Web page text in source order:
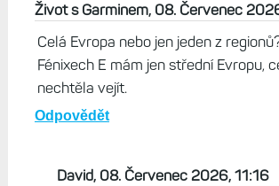
Život s Garminem, 08. Červenec
Celá Evropa nebo jen jeden z
Fénixech E mám jen střední Evropu,
nechtěla vejít.
Odpovědět
David, 08. Červenec 2026, 11:16